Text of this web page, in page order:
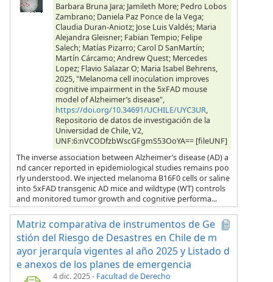
Barbara Bruna Jara; Jamileth More; Pedro Lobos
Zambrano; Daniela Paz Ponce de la Vega;
Claudia Duran-Aniotz; Jose Luis Valdés; Maria
Alejandra Gleisner; Fabian Tempio; Felipe
Salech; Matías Pizarro; Carol D SanMartín;
Martín Cárcamo; Andrew Quest; Mercedes
Lopez; Flavio Salazar O; Maria Isabel Behrens,
2025, "Melanoma cell inoculation improves
cognitive impairment in the 5xFAD mouse
model of Alzheimer’s disease",
https://doi.org/10.34691/UCHILE/UYC3UR,
Repositorio de datos de investigación de la
Universidad de Chile, V2,
UNF:6:nVCODfzbWscGFgmS53OoYA== [fileUNF]
The inverse association between Alzheimer’s disease (AD) a
nd cancer reported in epidemiological studies remains poo
rly understood. We injected melanoma B16F0 cells or saline
into 5xFAD transgenic AD mice and wildtype (WT) controls
and monitored tumor growth and cognitive performa...
Matriz comparativa de instrumentos de Ge
stión del Riesgo de Desastres en Chile de m
ayor jerarquía vigentes al año 2025 y Listado d
e anexos de los planes de emergencia
4 dic. 2025- Facultad de Derecho